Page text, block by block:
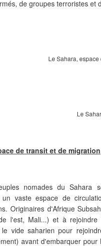
de groupes terroristes et
Le Sahara,
Le
de transit et de migration
nomades du Sahara
un vaste espace de
Originaires d'Afrique
l'est, Mali...) et à
le vide saharien pour
avant d'embarquer